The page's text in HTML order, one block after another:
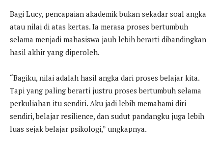
Bagi Lucy, pencapaian akademik bukan sekadar soal angka
atau nilai di atas kertas. Ia merasa proses bertumbuh
selama menjadi mahasiswa jauh lebih berarti dibandingkan
hasil akhir yang diperoleh.
“Bagiku, nilai adalah hasil angka dari proses belajar kita.
Tapi yang paling berarti justru proses bertumbuh selama
perkuliahan itu sendiri. Aku jadi lebih memahami diri
sendiri, belajar resilience, dan sudut pandangku juga lebih
luas sejak belajar psikologi,” ungkapnya.